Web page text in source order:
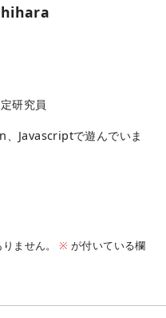
研究員
、Javascriptで遊んでいま
ません。 ※ が付いている欄